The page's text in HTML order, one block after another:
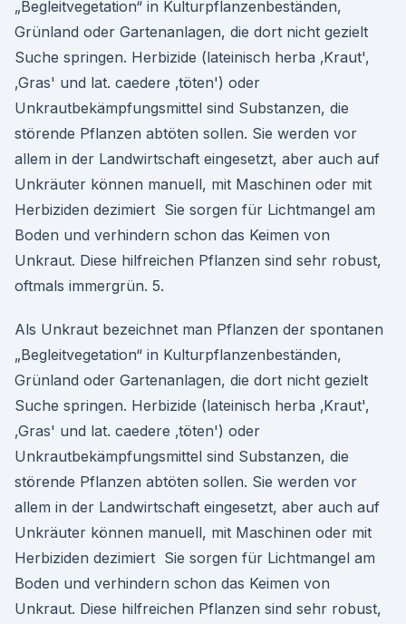
„Begleitvegetation“ in Kulturpflanzenbeständen,
Grünland oder Gartenanlagen, die dort nicht gezielt
Suche springen. Herbizide (lateinisch herba ‚Kraut',
‚Gras' und lat. caedere ‚töten') oder
Unkrautbekämpfungsmittel sind Substanzen, die
störende Pflanzen abtöten sollen. Sie werden vor
allem in der Landwirtschaft eingesetzt, aber auch auf
Unkräuter können manuell, mit Maschinen oder mit
Herbiziden dezimiert Sie sorgen für Lichtmangel am
Boden und verhindern schon das Keimen von
Unkraut. Diese hilfreichen Pflanzen sind sehr robust,
oftmals immergrün. 5.
Als Unkraut bezeichnet man Pflanzen der spontanen
„Begleitvegetation“ in Kulturpflanzenbeständen,
Grünland oder Gartenanlagen, die dort nicht gezielt
Suche springen. Herbizide (lateinisch herba ‚Kraut',
‚Gras' und lat. caedere ‚töten') oder
Unkrautbekämpfungsmittel sind Substanzen, die
störende Pflanzen abtöten sollen. Sie werden vor
allem in der Landwirtschaft eingesetzt, aber auch auf
Unkräuter können manuell, mit Maschinen oder mit
Herbiziden dezimiert Sie sorgen für Lichtmangel am
Boden und verhindern schon das Keimen von
Unkraut. Diese hilfreichen Pflanzen sind sehr robust,